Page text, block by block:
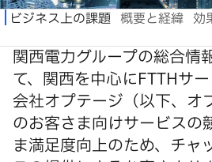
関西電力グループの総合情
て、関西を中心にFTTHサ
会社オプテージ（以下、オ
のお客さま向けサービスの
ま満足度向上のため、チャ